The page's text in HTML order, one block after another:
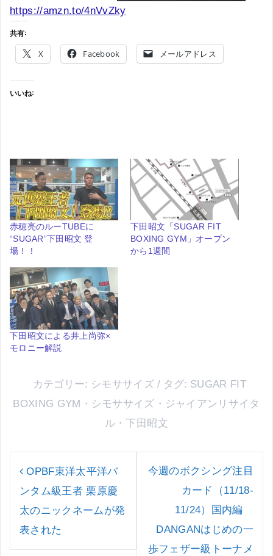
https://amzn.to/4nVvZky
共有:
X Facebook メールアドレス
いいね:
赤穂亮のルーTUBEに
“SUGAR”下田昭文 登
場！！
下田昭文「SUGAR FIT
BOXING GYM」オープン
から1週間
下田昭文による井上尚弥×
モロニー解説
カテゴリー: シモササイズ タグ: SUGAR FIT
BOXING GYM ・ シモササイズ ・ ジャイアンリサイタ
ル ・下田昭文
稿
ナ
ビ
ゲ
ー
シ
OPBF東洋太平洋バ
ンタム級王者 栗原慶
太のニックネームが発
表された
今週のボクシング注目
カード（11/18-
11/24）国内編
DANGANはじめの一
歩フェザー級トーナメ